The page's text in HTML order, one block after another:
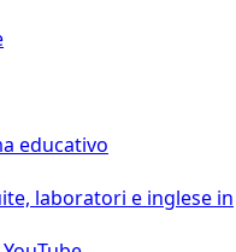
educativo
laboratori e inglese in